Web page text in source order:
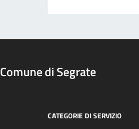
Comune di Segrate
CATEGORIE DI SERVIZIO